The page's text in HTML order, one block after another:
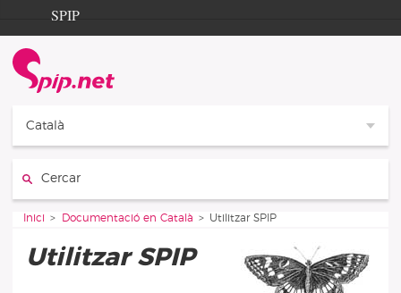
Aller au contenu
Aller à la navigation
SPIP
Documentation
Contribution
Català
Vous êtes ici :
Inici Documentació en Català Utilitzar SPIP
Utilitzar SPIP